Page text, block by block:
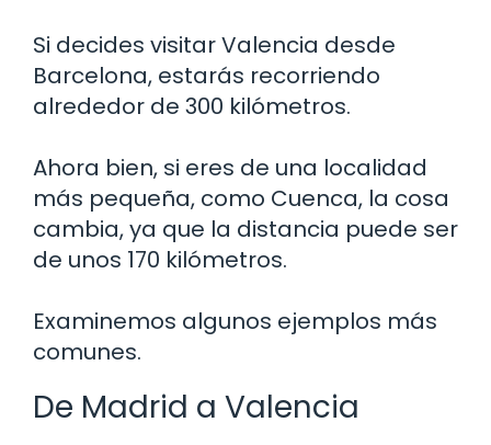
Si decides visitar Valencia desde
Barcelona, estarás recorriendo
alrededor de 300 kilómetros.
Ahora bien, si eres de una localidad
más pequeña, como Cuenca, la cosa
cambia, ya que la distancia puede ser
de unos 170 kilómetros.
Examinemos algunos ejemplos más
comunes.
De Madrid a Valencia